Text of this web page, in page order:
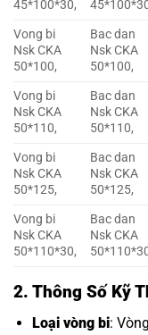
45*100*30,
Vong bi
Nsk CKA
50*100,
Bac dan
Nsk CKA
50*100,
Vong bi
Nsk CKA
50*110,
Bac dan
Nsk CKA
50*110,
Vong bi
Nsk CKA
50*125,
Bac dan
Nsk CKA
50*125,
Vong bi
Nsk CKA
50*110*30,
Bac dan
Nsk CKA
2. Thông Số Kỹ
Loại vòng bi: